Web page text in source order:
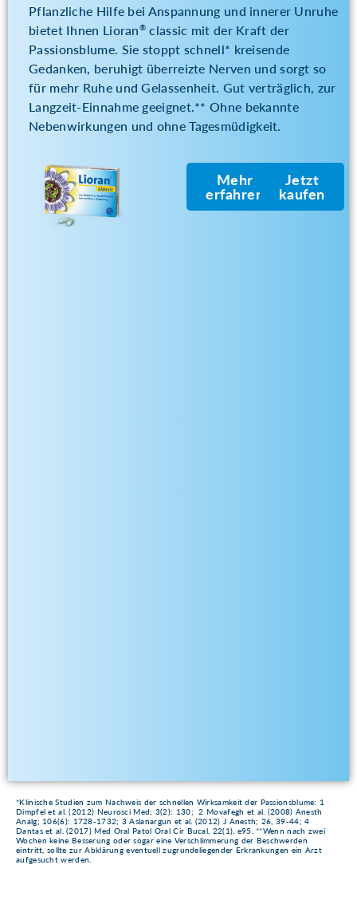
Pflanzliche Hilfe bei Anspannung und innerer Unruhe
bietet Ihnen Lioran® classic mit der Kraft der
Passionsblume. Sie stoppt schnell* kreisende
Gedanken, beruhigt überreizte Nerven und sorgt so
für mehr Ruhe und Gelassenheit. Gut verträglich, zur
Langzeit-Einnahme geeignet.** Ohne bekannte
Nebenwirkungen und ohne Tagesmüdigkeit.
Mehr
erfahren
Jetzt
kaufen
*Klinische Studien zum Nachweis der schnellen Wirksamkeit der Passionsblume: 1
Dimpfel et al. (2012) Neurosci Med; 3(2): 130; 2 Movafegh et al. (2008) Anesth
Analg; 106(6): 1728-1732; 3 Aslanargun et al. (2012) J Anesth; 26, 39-44; 4
Dantas et al. (2017) Med Oral Patol Oral Cir Bucal, 22(1), e95. **Wenn nach zwei
Wochen keine Besserung oder sogar eine Verschlimmerung der Beschwerden
eintritt, sollte zur Abklärung eventuell zugrundeliegender Erkrankungen ein Arzt
aufgesucht werden.